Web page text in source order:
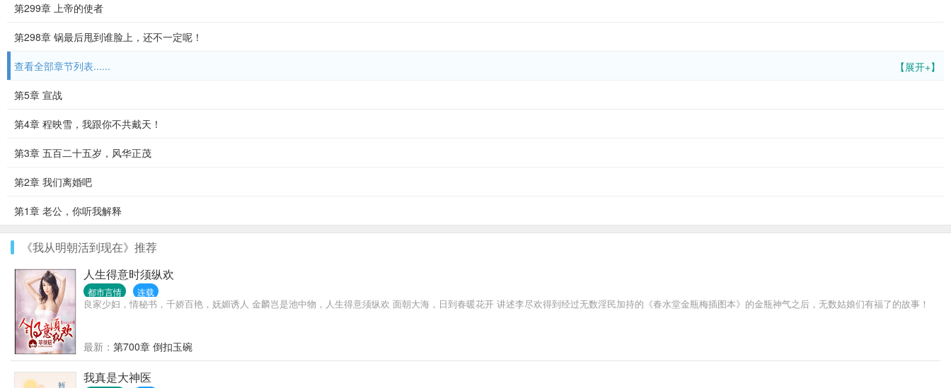
第299章 上帝的使者
第298章 锅最后甩到谁脸上，还不一定呢！
【展开+】
查看全部章节列表......
第5章 宣战
第4章 程映雪，我跟你不共戴天！
第3章 五百二十五岁，风华正茂
第2章 我们离婚吧
第1章 老公，你听我解释
《我从明朝活到现在》推荐
人生得意时须纵欢
都市言情 连载
良家少妇，情秘书，千娇百艳，妩媚诱人 金麟岂是池中物，人生得意须纵欢 面朝大海，日到春暖花开 讲述李尽欢得到经过无数淫民加持的《春水堂金瓶梅插图本》的金瓶神气之后，无数姑娘们有福了的故事！
最新： 第700章 倒扣玉碗
我真是大神医